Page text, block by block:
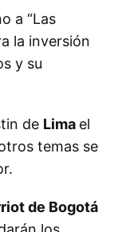
a “Las
la inversión
y su
de Lima el
temas se
de Bogotá